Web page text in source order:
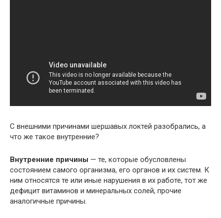
С внешними причинами шершавых локтей разобрались, а
что же такое внутренние?
Внутренние причины — те, которые обусловлены
состоянием самого организма, его органов и их систем. К
ним относятся те или иные нарушения в их работе, тот же
дефицит витаминов и минеральных солей, прочие
аналогичные причины.